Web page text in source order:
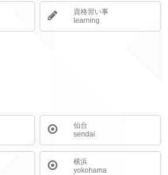
資格習い事
learning
仙台
sendai
横浜
yokohama